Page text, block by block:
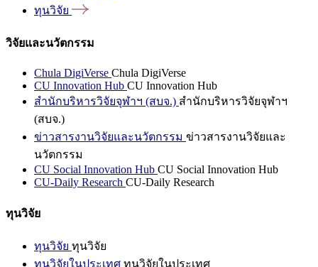
ทุนวิจัย
วิจัยและนวัตกรรม
Chula DigiVerse Chula DigiVerse
CU Innovation Hub CU Innovation Hub
สำนักบริหารวิจัยจุฬาฯ (สบจ.) สำนักบริหารวิจัยจุฬาฯ
(สบจ.)
ข่าวสารงานวิจัยและนวัตกรรม ข่าวสารงานวิจัยและ
นวัตกรรม
CU Social Innovation Hub CU Social Innovation Hub
CU-Daily Research CU-Daily Research
ทุนวิจัย
ทุนวิจัย ทุนวิจัย
ทุนวิจัยในประเทศ ทุนวิจัยในประเทศ